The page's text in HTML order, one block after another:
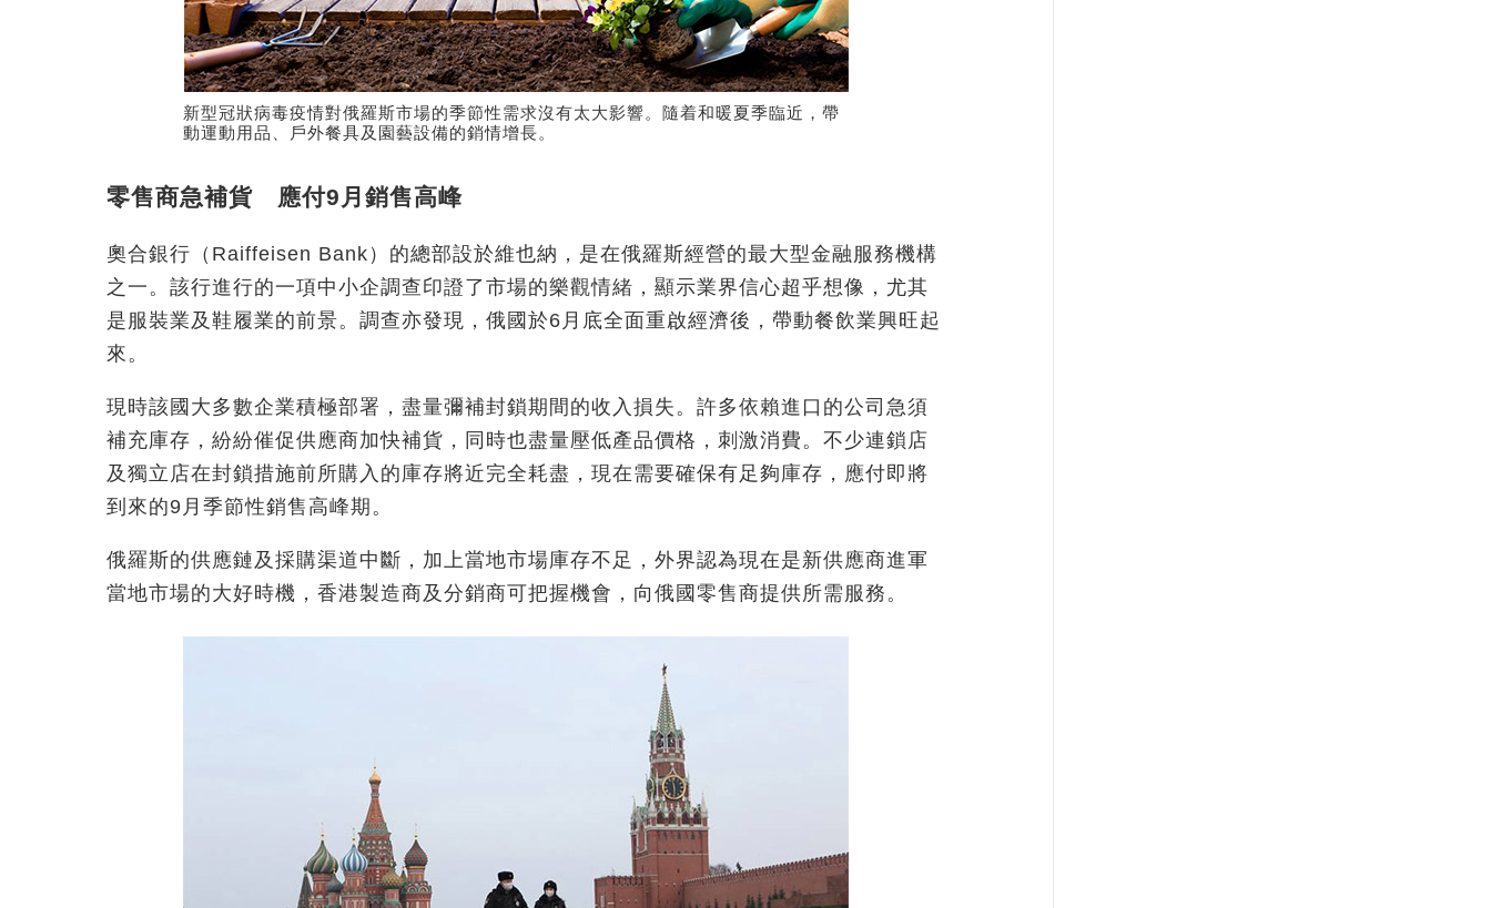
新型冠狀病毒疫情對俄羅斯市場的季節性需求沒有太大影響。隨着和暖夏季臨近，帶
動運動用品、戶外餐具及園藝設備的銷情增長。
零售商急補貨 應付9月銷售高峰
奧合銀行（Raiffeisen Bank）的總部設於維也納，是在俄羅斯經營的最大型金融服務機構
之一。該行進行的一項中小企調查印證了市場的樂觀情緒，顯示業界信心超乎想像，尤其
是服裝業及鞋履業的前景。調查亦發現，俄國於6月底全面重啟經濟後，帶動餐飲業興旺起
來。
現時該國大多數企業積極部署，盡量彌補封鎖期間的收入損失。許多依賴進口的公司急須
補充庫存，紛紛催促供應商加快補貨，同時也盡量壓低產品價格，刺激消費。不少連鎖店
及獨立店在封鎖措施前所購入的庫存將近完全耗盡，現在需要確保有足夠庫存，應付即將
到來的9月季節性銷售高峰期。
俄羅斯的供應鏈及採購渠道中斷，加上當地市場庫存不足，外界認為現在是新供應商進軍
當地市場的大好時機，香港製造商及分銷商可把握機會，向俄國零售商提供所需服務。